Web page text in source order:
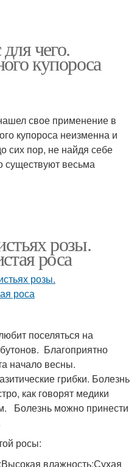
чего.
купороса
свое применение в
купороса неизменна и
сих пор, не найдя себе
существуют весьма
розы.
роса
поселяться на
Благоприятно
начало весны.
грибки. Болезнь
как говорят медики
Болезнь можно принести
росы:
влажность;Сухая